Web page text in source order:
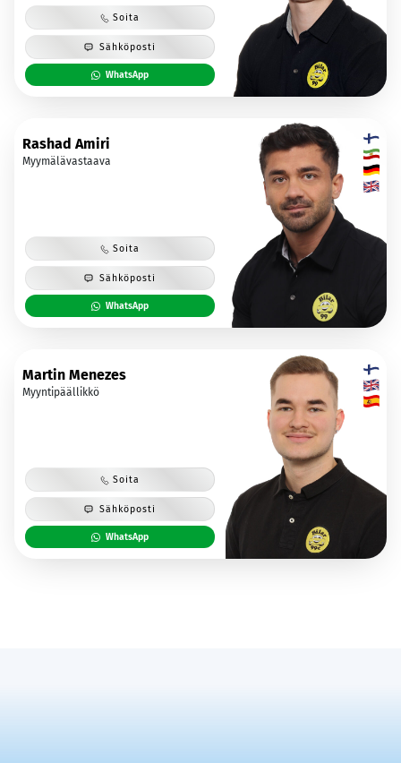
Soita
Sähköposti
WhatsApp
Rashad Amiri
Myymälävastaava
Soita
Sähköposti
WhatsApp
Martin Menezes
Myyntipäällikkö
Soita
Sähköposti
WhatsApp